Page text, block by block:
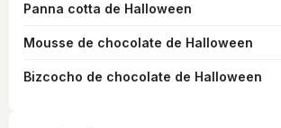
Panna cotta de Halloween
Mousse de chocolate de Halloween
Bizcocho de chocolate de Halloween